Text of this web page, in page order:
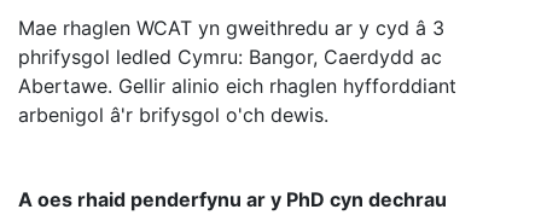
Mae rhaglen WCAT yn gweithredu ar y cyd â 3
phrifysgol ledled Cymru: Bangor, Caerdydd ac
Abertawe. Gellir alinio eich rhaglen hyfforddiant
arbenigol â'r brifysgol o'ch dewis.
A oes rhaid penderfynu ar y PhD cyn dechrau